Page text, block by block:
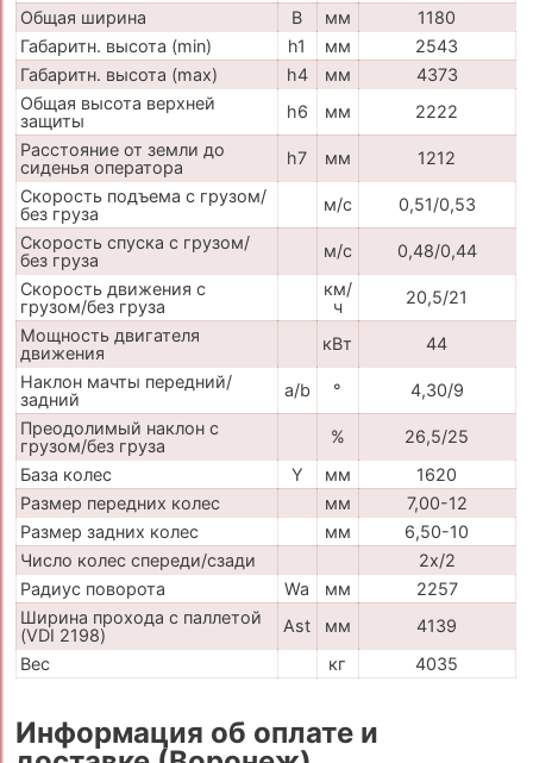
Общая ширина
B мм
1180
Габаритн. высота (min)
h1 мм
2543
Габаритн. высота (max)
h4 мм
4373
Общая высота верхней
защиты
h6 мм
2222
Расстояние от земли до
сиденья оператора
h7 мм
1212
Скорость подъема с грузом/
без груза
м/с
0,51/0,53
Скорость спуска с грузом/
без груза
м/с
0,48/0,44
Скорость движения с
грузом/без груза
км/
ч
20,5/21
Мощность двигателя
движения
кВт
44
Наклон мачты передний/
задний
a/b °
4,30/9
Преодолимый наклон с
грузом/без груза
%
26,5/25
База колес
Y мм
1620
Размер передних колес
мм
7,00-12
Размер задних колес
мм
6,50-10
Число колес спереди/сзади
2x/2
Радиус поворота
Wa мм
2257
Ширина прохода с паллетой
(VDI 2198)
Ast мм
4139
Вес
кг 4035
Информация об оплате и